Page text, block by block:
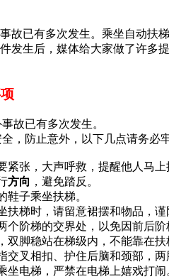
故已有多次发生。乘坐自动
发生后，媒体给大家做了许
故已有多次发生。
，防止意外，以下几点请务必
紧张，大声呼救，提醒他人马上
方向 ，避免踏反。
鞋子乘坐扶梯。
扶梯时，请留意裙摆和物品，谨
个阶梯的交界处，以免因前后阶
双脚稳站在梯级内，不能靠在扶
交叉相扣、护住后脑和颈部，两
坐电梯，严禁在电梯上嬉戏打闹